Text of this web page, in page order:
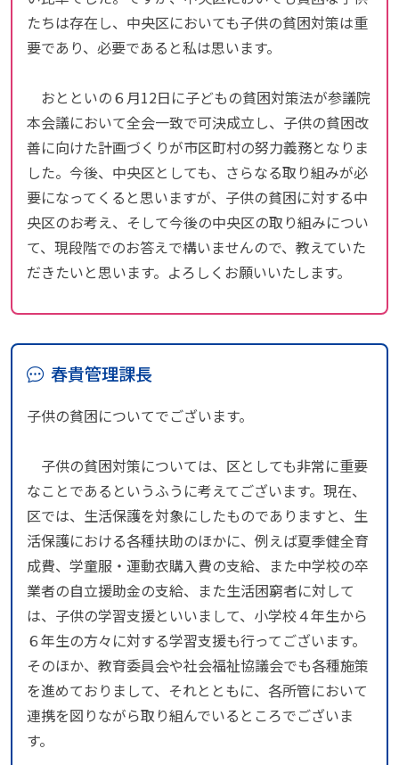
たちは存在し、中央区においても子供の貧困対策は重
要であり、必要であると私は思います。
おとといの６月12日に子どもの貧困対策法が参議院
本会議において全会一致で可決成立し、子供の貧困改
善に向けた計画づくりが市区町村の努力義務となりま
した。今後、中央区としても、さらなる取り組みが必
要になってくると思いますが、子供の貧困に対する中
央区のお考え、そして今後の中央区の取り組みについ
て、現段階でのお答えで構いませんので、教えていた
だきたいと思います。よろしくお願いいたします。
春貴管理課長
子供の貧困についてでございます。
子供の貧困対策については、区としても非常に重要
なことであるというふうに考えてございます。現在、
区では、生活保護を対象にしたものでありますと、生
活保護における各種扶助のほかに、例えば夏季健全育
成費、学童服・運動衣購入費の支給、また中学校の卒
業者の自立援助金の支給、また生活困窮者に対して
は、子供の学習支援といいまして、小学校４年生から
６年生の方々に対する学習支援も行ってございます。
そのほか、教育委員会や社会福祉協議会でも各種施策
を進めておりまして、それとともに、各所管において
連携を図りながら取り組んでいるところでございま
す。